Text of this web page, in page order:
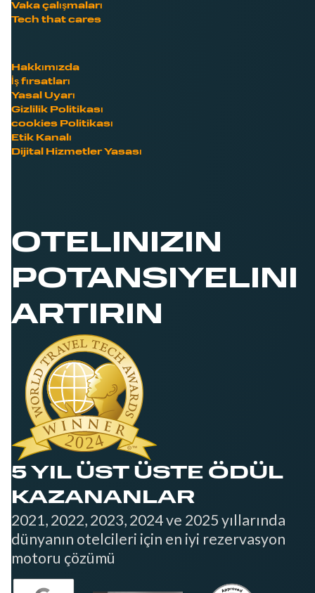
Vaka çalışmaları
Tech that cares
Hakkımızda
İş fırsatları
Yasal Uyarı
Gizlilik Politikası
cookies Politikası
Etik Kanalı
Dijital Hizmetler Yasası
OTELINIZIN
POTANSIYELINI
ARTIRIN
5 YIL ÜST ÜSTE ÖDÜL
KAZANANLAR
2021, 2022, 2023, 2024 ve 2025 yıllarında
dünyanın otelcileri için en iyi rezervasyon
motoru çözümü